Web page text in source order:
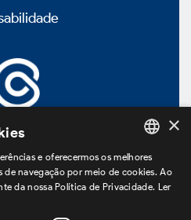
no LinkedIn PORTUGUESE
×
e oferecermos os melhores
de navegação por meio de cookies. Ao
da nossa Política de Privacidade. Ler